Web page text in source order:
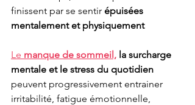
finissent par se sentir épuisées
mentalement et physiquement
Le manque de sommeil, la surcharge
mentale et le stress du quotidien
peuvent progressivement entrainer
irritabilité, fatigue émotionnelle,